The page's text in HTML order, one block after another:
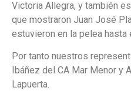
Victoria Allegra, y también
que mostraron Juan José
estuvieron en la pelea hasta
Por tanto nuestros
Ibáñez del CA Mar Menor y
Lapuerta.